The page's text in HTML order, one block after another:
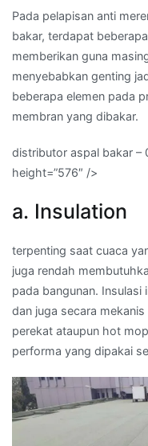
Pada pelapisan anti
bakar, terdapat
memberikan guna
menyebabkan genting
beberapa elemen pada
membran yang dibakar.
distributor aspal bakar –
height=”576″ />
a. Insulation
terpenting saat cuaca
juga rendah
pada bangunan. Insulasi
dan juga secara
perekat ataupun hot
performa yang dipakai